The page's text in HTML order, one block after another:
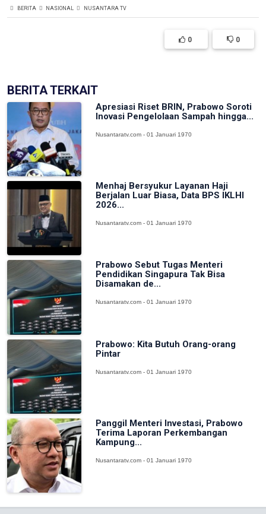
BERITA NASIONAL NUSANTARA TV
0 0
BERITA TERKAIT
Apresiasi Riset BRIN, Prabowo Soroti
Inovasi Pengelolaan Sampah hingga...
Nusantaratv.com - 01 Januari 1970
Menhaj Bersyukur Layanan Haji
Berjalan Luar Biasa, Data BPS IKLHI
2026...
Nusantaratv.com - 01 Januari 1970
Prabowo Sebut Tugas Menteri
Pendidikan Singapura Tak Bisa
Disamakan de...
Nusantaratv.com - 01 Januari 1970
Prabowo: Kita Butuh Orang-orang
Pintar
Nusantaratv.com - 01 Januari 1970
Panggil Menteri Investasi, Prabowo
Terima Laporan Perkembangan
Kampung...
Nusantaratv.com - 01 Januari 1970